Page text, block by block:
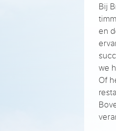
Bij
en
we
Of